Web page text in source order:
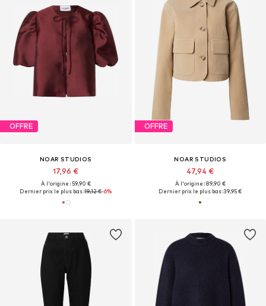
OFFRE
NOAR STUDIOS
17,96 €
À l'origine : 59,90 €
Dernier prix le plus bas :19,12 €-6%
OFFRE
NOAR STUDIOS
47,94 €
À l'origine : 89,90 €
Dernier prix le plus bas :39,95 €